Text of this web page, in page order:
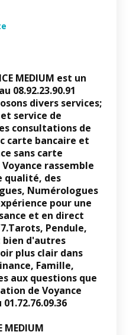
MEDIUM est un
08.92.23.90.91
divers services;
service de
consultations de
carte bancaire et
sans carte
rassemble
qualité, des
Numérologues
pour une
et en direct
Pendule,
d'autres
plus clair dans
Famille,
aux questions que
de Voyance
01.72.76.09.36
MEDIUM